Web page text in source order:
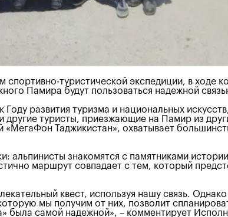
туристической экспедиции, в ходе
Памира будут пользоваться надежной
развития туризма и национальных
туристы, приезжающие на Памир из
Таджикистан», охватывает
альпинисты знакомятся с памятниками
маршрут совпадает с тем, который
квест, используя нашу связь.
мы получим от них, позволит
была самой надежной», – комментирует